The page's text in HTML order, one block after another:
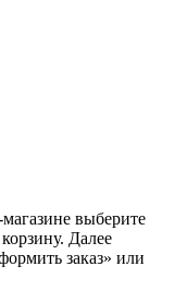
выберите
Далее
заказ» или